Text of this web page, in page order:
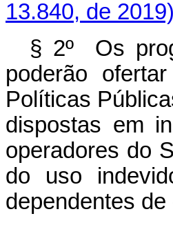
13.840, de 2019)
§ 2º Os
poderão
Políticas
dispostas em
operadores do
do uso
dependentes